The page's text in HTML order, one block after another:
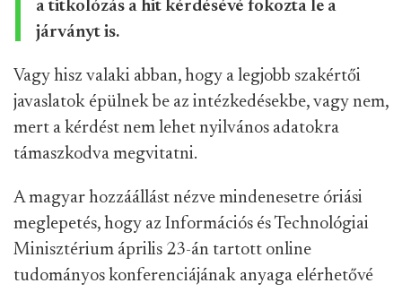
a titkolózás a hit kérdésévé fokozta le a
járványt is.
Vagy hisz valaki abban, hogy a legjobb szakértői
javaslatok épülnek be az intézkedésekbe, vagy nem,
mert a kérdést nem lehet nyilvános adatokra
támaszkodva megvitatni.
A magyar hozzáállást nézve mindenesetre óriási
meglepetés, hogy az Információs és Technológiai
Minisztérium április 23-án tartott online
tudományos konferenciájának anyaga elérhetővé